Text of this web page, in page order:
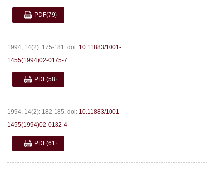
PDF(79)
1994, 14(2): 175-181. doi: 10.11883/1001-
1455(1994)02-0175-7
PDF(58)
1994, 14(2): 182-185. doi: 10.11883/1001-
1455(1994)02-0182-4
PDF(61)